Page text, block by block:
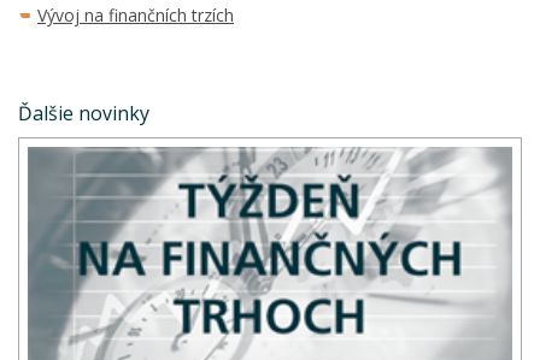
Vývoj na finančních trzích
Ďalšie novinky